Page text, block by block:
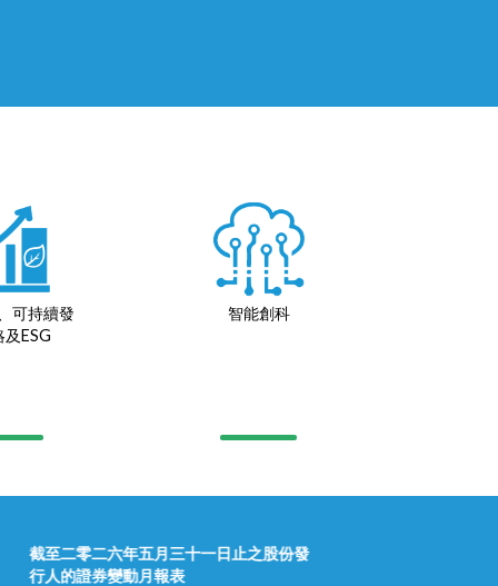
可持續發
ESG
智能創科
截至二零二六年五月三十一日止之股份發
行人的證券變動月報表